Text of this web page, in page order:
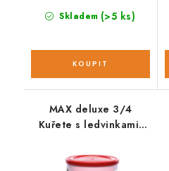
Skladem (>5 ks)
MAX deluxe 3/4
Kuřete s ledvinkami;